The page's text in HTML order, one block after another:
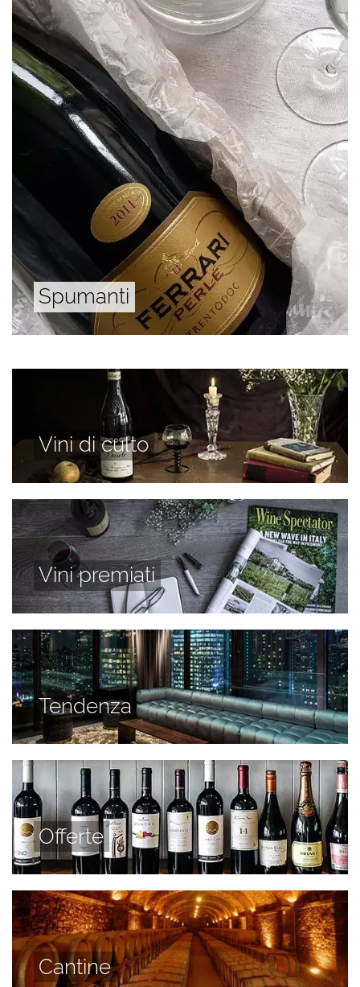
Spumanti
Vini di culto
Vini premiati
Tendenza
Offerte
Cantine